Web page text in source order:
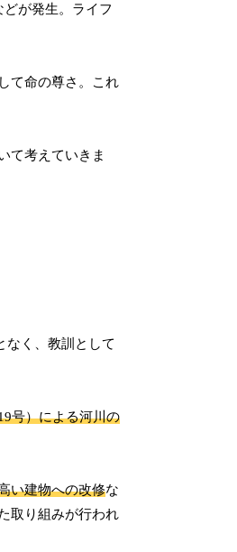
が発生。ライフ
て命の尊さ。これ
て考えていきま
なく、教訓として
号）による河川の
い建物への改修な
取り組みが行われ